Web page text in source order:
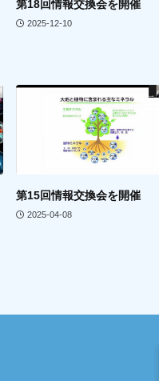
第18回情報交換会を開催
2025-12-10
第15回情報交換会を開催
2025-04-08